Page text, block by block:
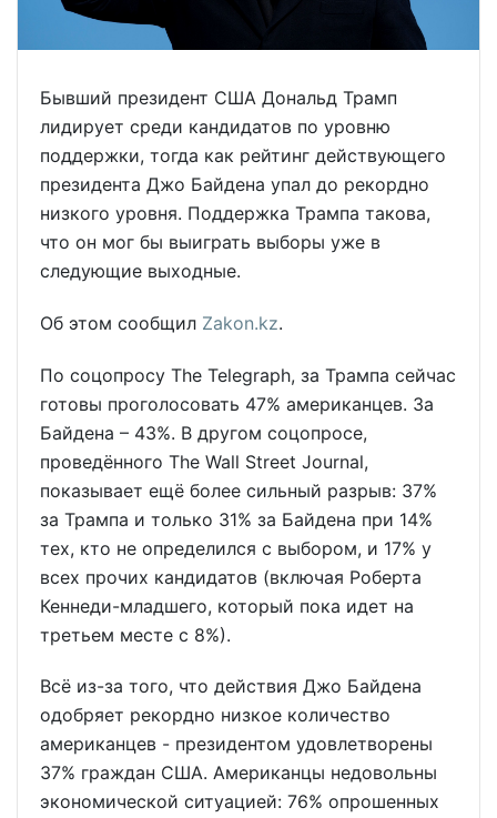
Бывший президент США Дональд Трамп
лидирует среди кандидатов по уровню
поддержки, тогда как рейтинг действующего
президента Джо Байдена упал до рекордно
низкого уровня. Поддержка Трампа такова,
что он мог бы выиграть выборы уже в
следующие выходные.
Об этом сообщил Zakon.kz.
По соцопросу The Telegraph, за Трампа сейчас
готовы проголосовать 47% американцев. За
Байдена – 43%. В другом соцопросе,
проведённого The Wall Street Journal,
показывает ещё более сильный разрыв: 37%
за Трампа и только 31% за Байдена при 14%
тех, кто не определился с выбором, и 17% у
всех прочих кандидатов (включая Роберта
Кеннеди-младшего, который пока идет на
третьем месте с 8%).
Всё из-за того, что действия Джо Байдена
одобряет рекордно низкое количество
американцев - президентом удовлетворены
37% граждан США. Американцы недовольны
экономической ситуацией: 76% опрошенных